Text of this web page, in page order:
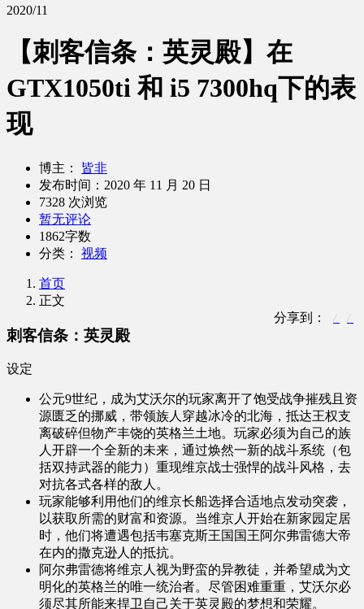
2020/11
【刺客信条：英灵殿】在
GTX1050ti 和 i5 7300hq下的表
现
博主：
皆非
发布时间： 2020 年 11 月 20 日
7328 次浏览
暂无评论
1862字数
分类：
视频
首页
正文
分享到：
刺客信条：英灵殿
设定
公元9世纪，成为艾沃尔的玩家离开了饱受战争摧残且资
源匮乏的挪威，带领族人穿越冰冷的北海，抵达王权支
离破碎但物产丰饶的英格兰土地。玩家必须为自己的族
人开辟一个全新的未来，通过焕然一新的战斗系统（包
括双持武器的能力）重现维京战士强悍的战斗风格，去
对抗各式各样的敌人。
玩家能够利用他们的维京长船选择合适地点发动突袭，
以获取所需的财富和资源。当维京人开始在新家园定居
时，他们将遭遇包括韦塞克斯王国国王阿尔弗雷德大帝
在内的撒克逊人的抵抗。
阿尔弗雷德将维京人视为野蛮的异教徒，并希望成为文
明化的英格兰的唯一统治者。尽管困难重重，艾沃尔必
须尽其所能来捍卫自己关于英灵殿的梦想和荣耀。